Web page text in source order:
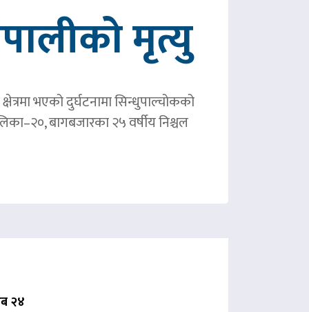
मृत्यु
भएको दुर्घटनामा सिन्धुपाल्चोकको
बागबजारका २५ वर्षीय निश्चल
२४